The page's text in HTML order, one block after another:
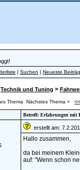
| Suchen | Neueste
Technik und Tuning >
Thema Nächstes Thema > <<
Betreff: Erfahrungen mit
erstellt am:
Hallo zusammen,
da bei meinem
auf: "Wenn schon